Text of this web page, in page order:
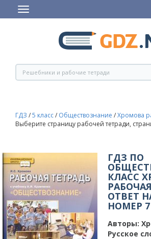
ГДЗ /5 класс/ Обществознание /Хромова
Выберите страницу рабочей тетради,
ГДЗ ПО
КЛАСС
ОТВЕТ
НОМЕР 7
Авторы:
Русское